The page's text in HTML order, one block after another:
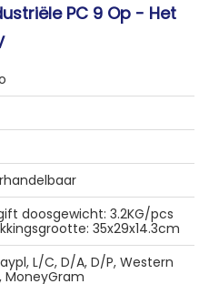
PC 9 Op - Het
doosgewicht: 3.2KG/pcs
35x29x14.3cm
L/C, D/A, D/P, Western
MoneyGram